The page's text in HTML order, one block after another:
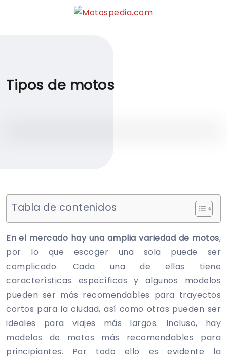
Tipos de motos
Tabla de contenidos
En el mercado hay una amplia variedad de motos,
por lo que escoger una sola puede ser
complicado. Cada una de ellas tiene
características específicas y algunos modelos
pueden ser más recomendables para trayectos
cortos para la ciudad, así como otras pueden ser
ideales para viajes más largos. Incluso, hay
modelos de motos más recomendables para
principiantes. Por todo ello es evidente la